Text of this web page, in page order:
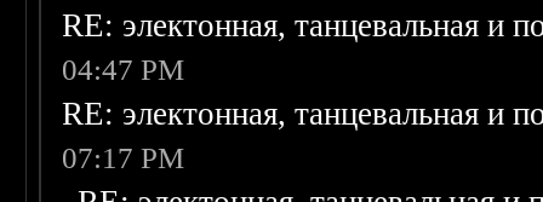
RE: электонная, танцевальная и
04:47 PM
RE: электонная, танцевальная и
07:17 PM